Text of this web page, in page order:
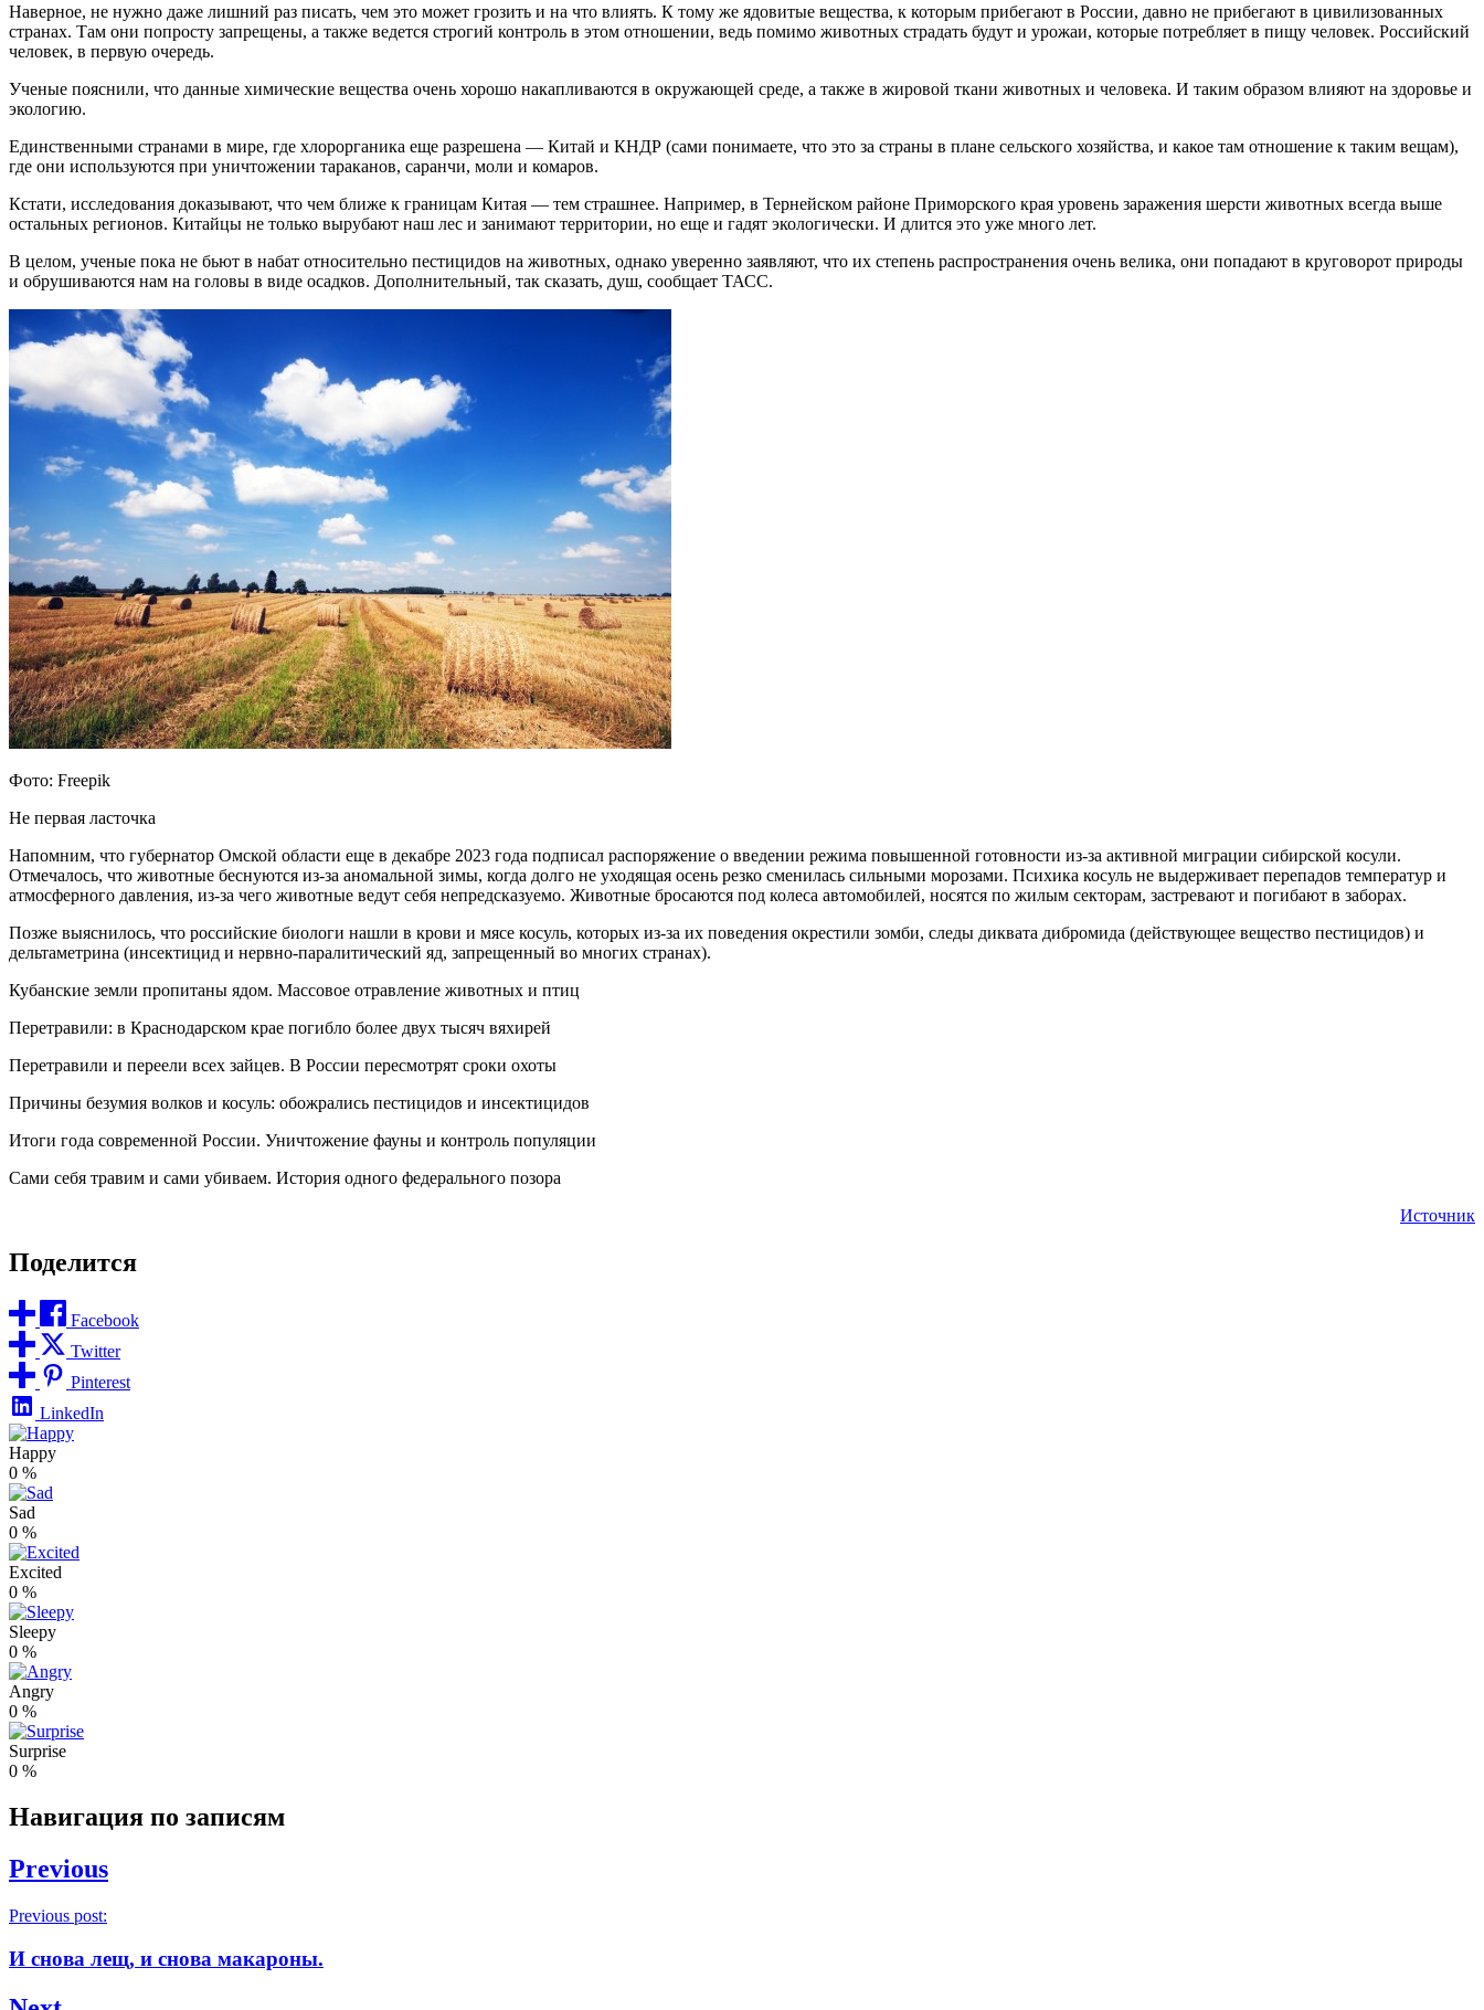
Наверное, не нужно даже лишний раз писать, чем это может грозить и на что влиять. К тому же ядовитые вещества, к которым прибегают в России, давно не прибегают в цивилизованных
странах. Там они попросту запрещены, а также ведется строгий контроль в этом отношении, ведь помимо животных страдать будут и урожаи, которые потребляет в пищу человек. Российский
человек, в первую очередь.
Ученые пояснили, что данные химические вещества очень хорошо накапливаются в окружающей среде, а также в жировой ткани животных и человека. И таким образом влияют на здоровье и
экологию.
Единственными странами в мире, где хлорорганика еще разрешена — Китай и КНДР (сами понимаете, что это за страны в плане сельского хозяйства, и какое там отношение к таким вещам),
где они используются при уничтожении тараканов, саранчи, моли и комаров.
Кстати, исследования доказывают, что чем ближе к границам Китая — тем страшнее. Например, в Тернейском районе Приморского края уровень заражения шерсти животных всегда выше
остальных регионов. Китайцы не только вырубают наш лес и занимают территории, но еще и гадят экологически. И длится это уже много лет.
В целом, ученые пока не бьют в набат относительно пестицидов на животных, однако уверенно заявляют, что их степень распространения очень велика, они попадают в круговорот природы
и обрушиваются нам на головы в виде осадков. Дополнительный, так сказать, душ, сообщает ТАСС.
Фото: Freepik
Не первая ласточка
Напомним, что губернатор Омской области еще в декабре 2023 года подписал распоряжение о введении режима повышенной готовности из-за активной миграции сибирской косули.
Отмечалось, что животные беснуются из-за аномальной зимы, когда долго не уходящая осень резко сменилась сильными морозами. Психика косуль не выдерживает перепадов температур и
атмосферного давления, из-за чего животные ведут себя непредсказуемо. Животные бросаются под колеса автомобилей, носятся по жилым секторам, застревают и погибают в заборах.
Позже выяснилось, что российские биологи нашли в крови и мясе косуль, которых из-за их поведения окрестили зомби, следы диквата дибромида (действующее вещество пестицидов) и
дельтаметрина (инсектицид и нервно-паралитический яд, запрещенный во многих странах).
Кубанские земли пропитаны ядом. Массовое отравление животных и птиц
Перетравили: в Краснодарском крае погибло более двух тысяч вяхирей
Перетравили и переели всех зайцев. В России пересмотрят сроки охоты
Причины безумия волков и косуль: обожрались пестицидов и инсектицидов
Итоги года современной России. Уничтожение фауны и контроль популяции
Сами себя травим и сами убиваем. История одного федерального позора
Источник
Поделится
Facebook
Twitter
Pinterest
LinkedIn
Happy
0 %
Sad
0 %
Excited
0 %
Sleepy
0 %
Angry
0 %
Surprise
0 %
Навигация по записям
Previous
Previous post:
И снова лещ, и снова макароны.